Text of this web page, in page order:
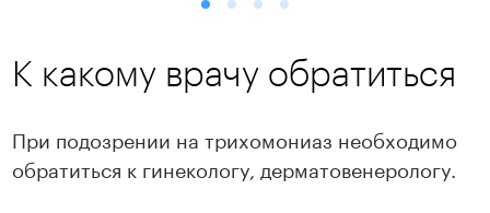
К какому врачу обратиться
При подозрении на трихомониаз необходимо
обратиться к гинекологу, дерматовенерологу.